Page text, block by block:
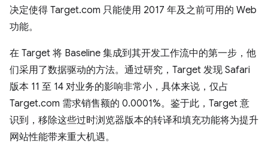
决定使得 Target.com 只能使用 2017 年及之前可用的 Web
功能。
在 Target 将 Baseline 集成到其开发工作流中的第一步，他
们采用了数据驱动的方法。通过研究，Target 发现 Safari
版本 11 至 14 对业务的影响非常小，具体来说，仅占
Target.com 需求销售额的 0.0001%。鉴于此，Target 意
识到，移除这些过时浏览器版本的转译和填充功能将为提升
网站性能带来重大机遇。